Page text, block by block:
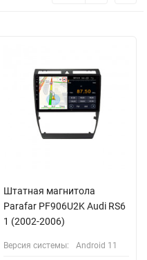
Штатная магнитола
Parafar PF906U2K Audi RS6
1 (2002-2006)
Версия системы: Android 11